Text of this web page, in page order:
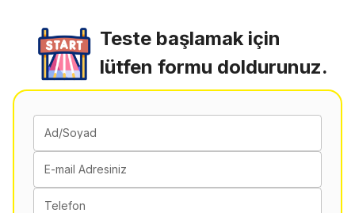
Teste başlamak için
lütfen formu doldurunuz.
Ad/Soyad
E-mail Adresiniz
Telefon